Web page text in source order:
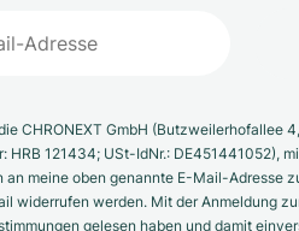
CHRONEXT GmbH (Butzweilerhofallee
HRB 121434; USt-IdNr.: DE451441052),
an meine oben genannte E-Mail-Adresse
widerrufen werden. Mit der Anmeldung
gelesen haben und damit